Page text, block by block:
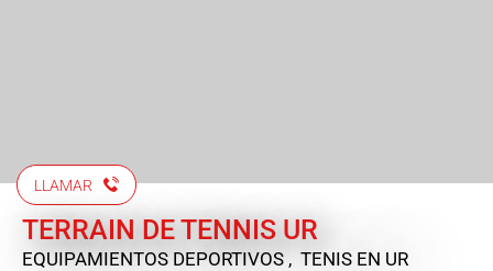
LLAMAR
TERRAIN DE TENNIS UR
EQUIPAMIENTOS DEPORTIVOS , TENIS EN UR